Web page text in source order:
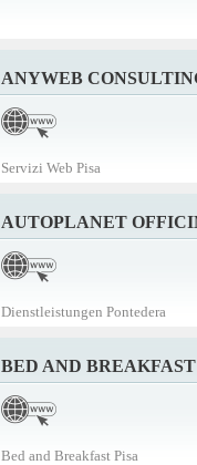
ANYWEB
Servizi Web Pisa
AUTOPLANET
Dienstleistungen Pontedera
BED AND
Bed and Breakfast Pisa